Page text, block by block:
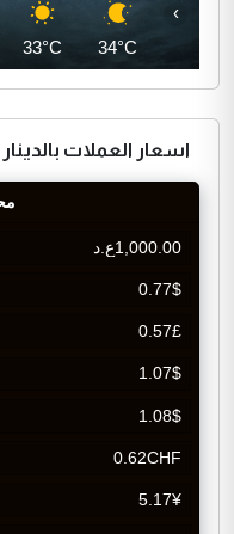
34°C
33°C
›
اسعار العملات